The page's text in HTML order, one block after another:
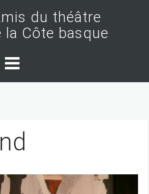
du théâtre
la Côte basque